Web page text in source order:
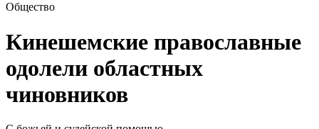
Общество
Кинешемские православные
одолели областных
чиновников